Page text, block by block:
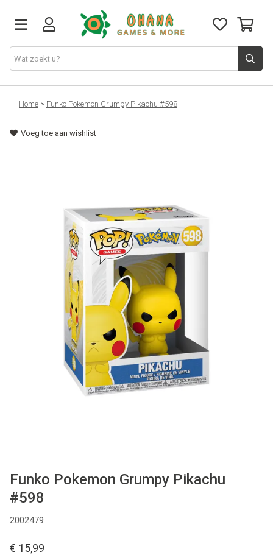
TCG
Merch
Accessoires
Board Games
Home > Funko Pokemon Grumpy Pikachu #598
Voeg toe aan wishlist
Funko Pokemon Grumpy Pikachu
#598
2002479
€ 15,99